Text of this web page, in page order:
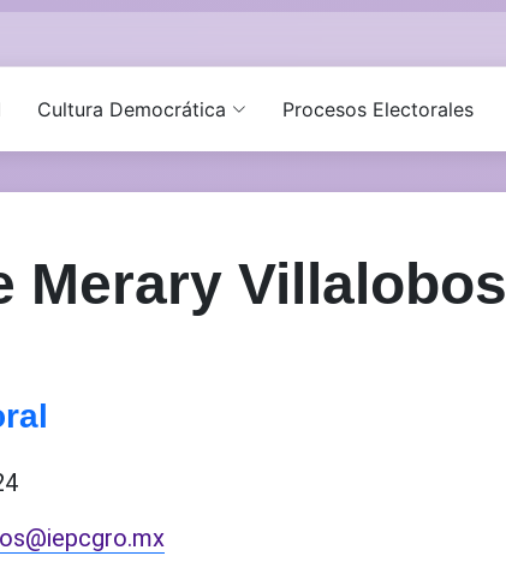
Cultura Democrática Procesos Electorales
Merary Villalobos